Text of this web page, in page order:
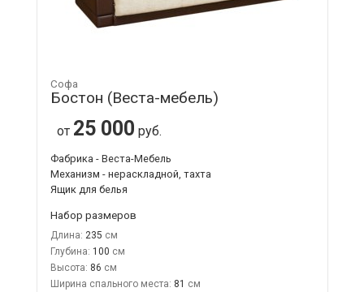
Софа
Бостон (Веста-мебель)
от 25 000 руб.
Фабрика - Веста-Мебель
Механизм - нераскладной, тахта
Ящик для белья
Набор размеров
Длина: 235
Глубина: 100
Высота: 86
Ширина спального места: 81